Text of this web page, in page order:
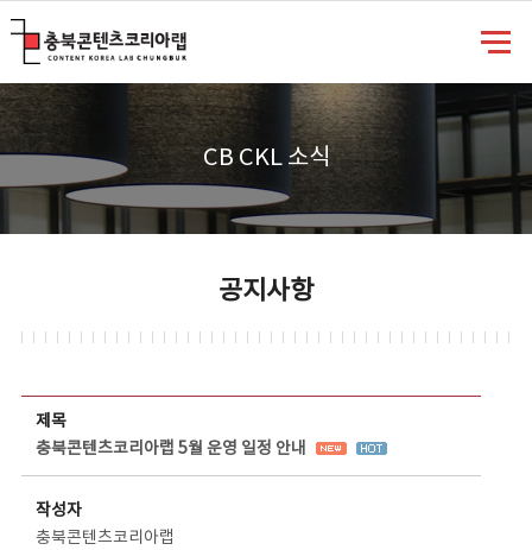
CB CKL 소식
공지사항
제목
충북콘텐츠코리아랩 5월 운영 일정 안내
작성자
충북콘텐츠코리아랩